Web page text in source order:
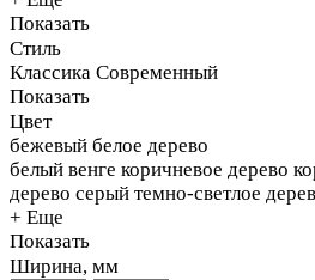
Показать
Стиль
Классика Современный
Показать
Цвет
бежевый белое дерево
белый венге коричневое дерево
дерево серый темно-светлое
+ Еще
Показать
Ширина, мм